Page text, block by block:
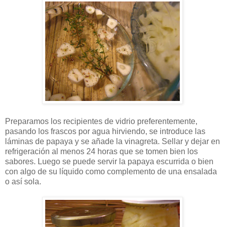
Preparamos los recipientes de vidrio preferentemente,
pasando los frascos por agua hirviendo, se introduce las
láminas de papaya y se añade la vinagreta. Sellar y dejar en
refrigeración al menos 24 horas que se tomen bien los
sabores. Luego se puede servir la papaya escurrida o bien
con algo de su líquido como complemento de una ensalada
o así sola.